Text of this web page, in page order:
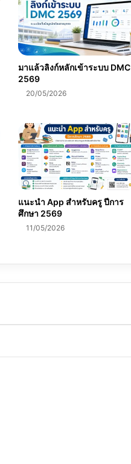
มาแล้วลิงก์หลักเข้าระบบ DMC
2569
20/05/2026
แนะนำ App สำหรับครู ปีการ
ศึกษา 2569
11/05/2026